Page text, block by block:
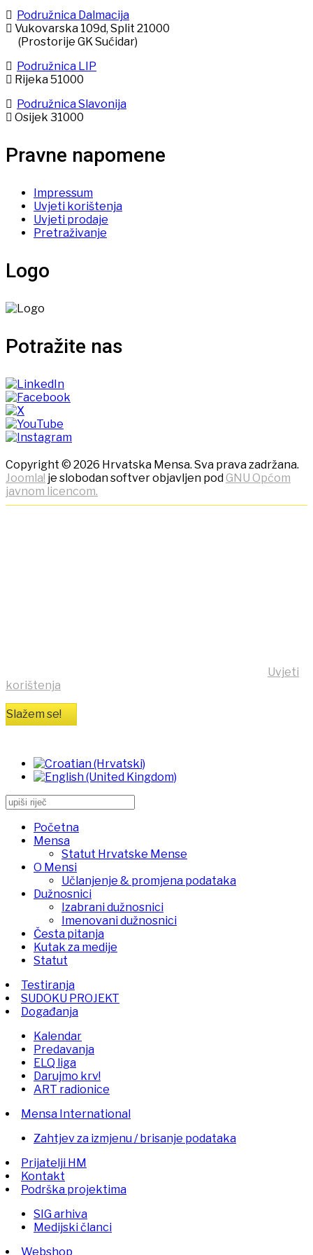
Podružnica Dalmacija
Vukovarska 109d, Split 21000
(Prostorije GK Sućidar)
Podružnica LIP
Rijeka 51000
Podružnica Slavonija
Osijek 31000
Pravne napomene
Impressum
Uvjeti korištenja
Uvjeti prodaje
Pretraživanje
Logo
Potražite nas
Copyright © 2026 Hrvatska Mensa. Sva prava zadržana.
Joomla! je slobodan softver objavljen pod GNU Općom
javnom licencom.
Uvjeti
korištenja
Slažem se!
Početna
Mensa
Statut Hrvatske Mense
O Mensi
Učlanjenje & promjena podataka
Dužnosnici
Izabrani dužnosnici
Imenovani dužnosnici
Česta pitanja
Kutak za medije
Statut
Testiranja
SUDOKU PROJEKT
Događanja
Kalendar
Predavanja
ELQ liga
Darujmo krv!
ART radionice
Mensa International
Zahtjev za izmjenu / brisanje podataka
Prijatelji HM
Kontakt
Podrška projektima
SIG arhiva
Medijski članci
Webshop